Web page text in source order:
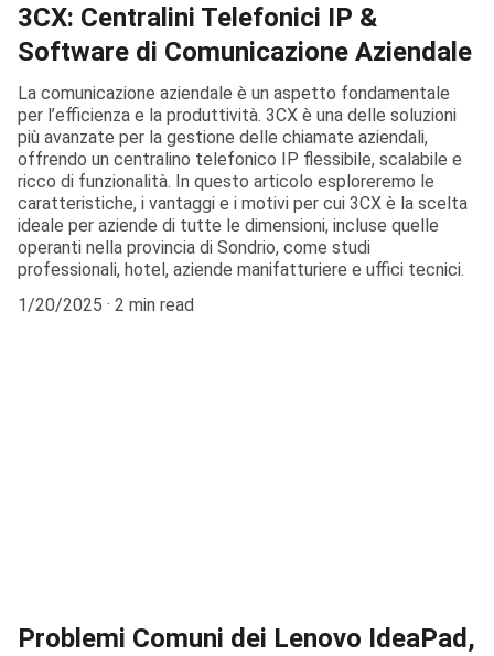
3CX: Centralini Telefonici IP &
Software di Comunicazione Aziendale
La comunicazione aziendale è un aspetto fondamentale
per l’efficienza e la produttività. 3CX è una delle soluzioni
più avanzate per la gestione delle chiamate aziendali,
offrendo un centralino telefonico IP flessibile, scalabile e
ricco di funzionalità. In questo articolo esploreremo le
caratteristiche, i vantaggi e i motivi per cui 3CX è la scelta
ideale per aziende di tutte le dimensioni, incluse quelle
operanti nella provincia di Sondrio, come studi
professionali, hotel, aziende manifatturiere e uffici tecnici.
1/20/2025
2 min read
Problemi Comuni dei Lenovo IdeaPad,